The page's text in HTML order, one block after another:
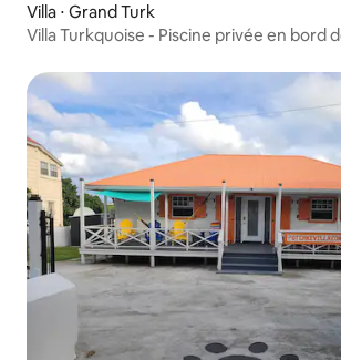
Villa ⋅ Grand Turk
Villa Turkquoise - Piscine privée en bord